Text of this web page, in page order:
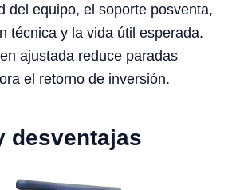
del equipo, el soporte posventa,
técnica y la vida útil esperada.
ajustada reduce paradas
el retorno de inversión.
desventajas